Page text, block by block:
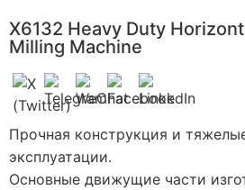
X6132 Heavy Duty
Milling Machine
Прочная конструкция и
эксплуатации.
Основные движущие части